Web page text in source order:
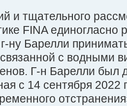
и тщательного
FINA единогласно
ну Барелли
с водными
Г-н Барелли был
с 14 сентября 2022